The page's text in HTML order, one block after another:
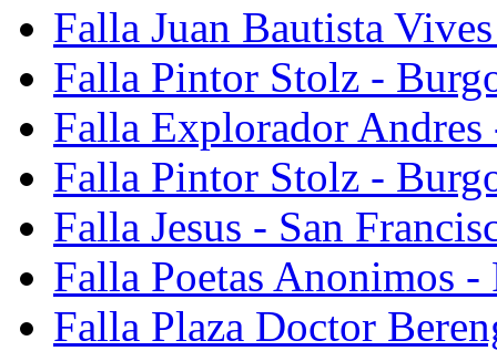
Falla Juan Bautista
Falla Pintor Stolz -
Falla Explorador Andres
Falla Pintor Stolz -
Falla Jesus - San
Falla Poetas Anonimos
Falla Plaza Doctor